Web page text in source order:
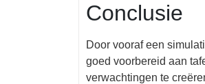
Conclusie
Door vooraf een
goed voorbereid aan
verwachtingen te